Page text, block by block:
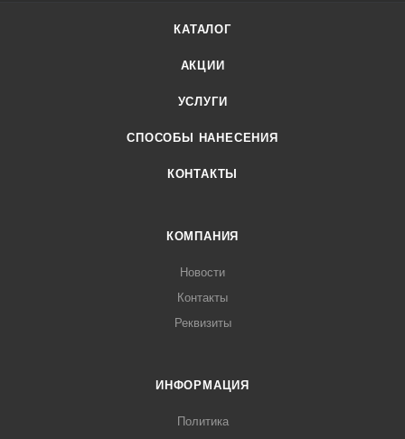
КАТАЛОГ
АКЦИИ
УСЛУГИ
СПОСОБЫ НАНЕСЕНИЯ
КОНТАКТЫ
КОМПАНИЯ
Новости
Контакты
Реквизиты
ИНФОРМАЦИЯ
Политика